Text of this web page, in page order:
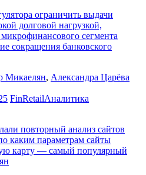
ограничить выдачи
долговой нагрузкой,
сегмента
сокращения банковского
Микаелян, Александра Царёва
FinRetailАналитика
повторный анализ сайтов
каким параметрам сайты
карту — самый популярный